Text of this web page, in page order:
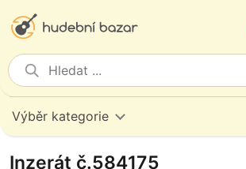
Výběr kategorie
Inzerát č.584175